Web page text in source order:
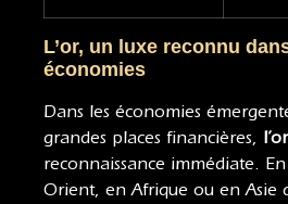
L’or, un luxe reconnu
économies
Dans les économies
grandes places financières, l’or
reconnaissance immédiate.
Orient, en Afrique ou en Asie